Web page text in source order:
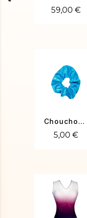
59,00 €
Chouchou velours turquoise
5,00 €